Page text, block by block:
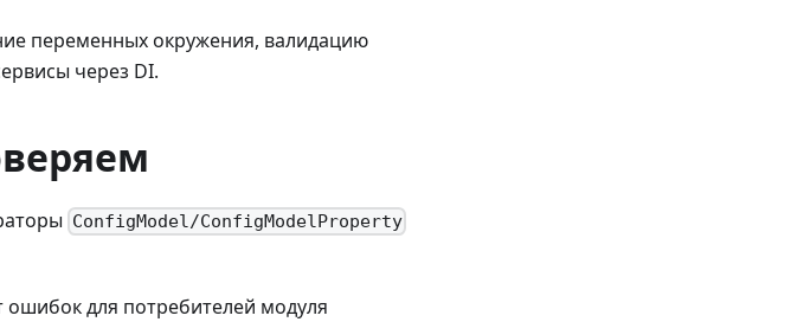
переменных окружения, валидацию
через DI.
ConfigModel/ConfigModelProperty
для потребителей модуля